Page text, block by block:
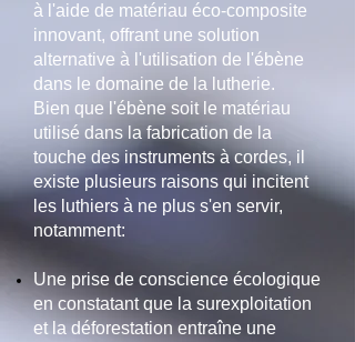
à l'aide de matériau éco-composite
innovant, offrant une solution
alternative à l'utilisation de l'ébène
dans le domaine de la lutherie.
Bien que l'ébène soit le matériau
utilisé dans la fabrication de la
touche des instruments à cordes, il
existe plusieurs raisons qui incitent
les luthiers à ne plus s'en servir,
notamment:
Une prise de conscience écologique
en constatant que la surexploitation
et la déforestation entraîne une